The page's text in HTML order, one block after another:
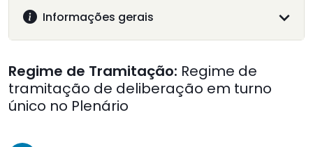
Informações gerais
Regime de Tramitação: Regime de
tramitação de deliberação em turno
único no Plenário